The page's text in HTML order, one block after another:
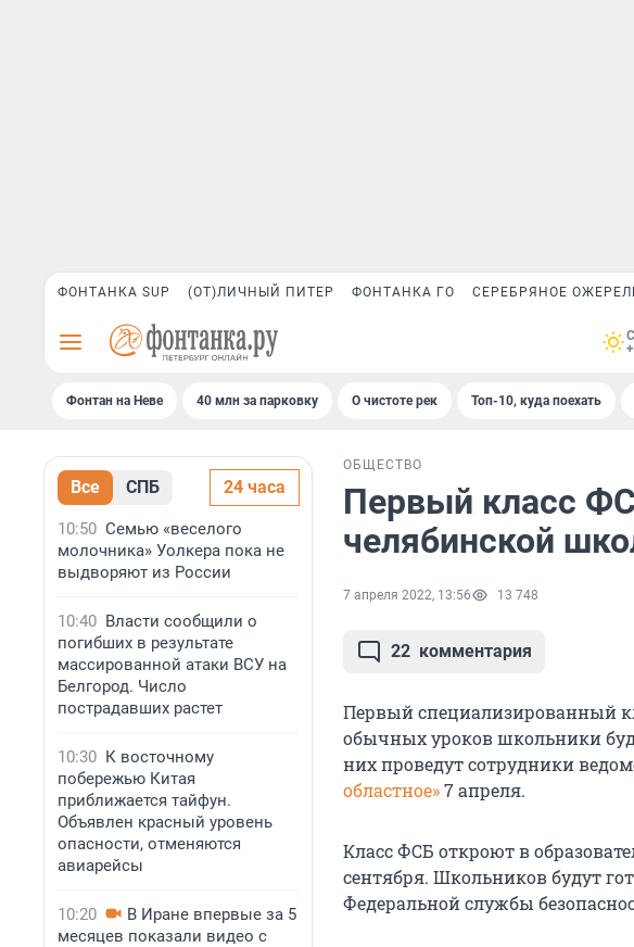
ФОНТАНКА SUP (ОТ)ЛИЧНЫЙ ПИТЕР ФОНТАНКА ГО СЕРЕБРЯНОЕ
Фонтан на Неве 40 млн за парковку О чистоте рек Топ-10, куда поехать
Все СПБ 24 часа
10:50 Семью «веселого
молочника» Уолкера пока не
выдворяют из России
10:40 Власти сообщили о
погибших в результате
массированной атаки ВСУ на
Белгород. Число
пострадавших растет
10:30 К восточному
побережью Китая
приближается тайфун.
Объявлен красный уровень
опасности, отменяются
авиарейсы
10:20
В Иране впервые за 5
месяцев показали видео с
ОБЩЕСТВО
Первый класс
челябинской
7 апреля 2022, 13:56 13 748
22 комментария
Первый специализированный
обычных уроков школьники
них проведут сотрудники
областное»7 апреля.
Класс ФСБ откроют в
сентября. Школьников будут
Федеральной службы